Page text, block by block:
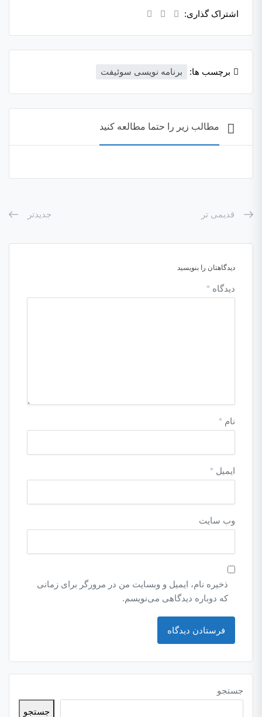
اشتراک گذاری:
برچسب ها: برنامه نویسی سوئیفت
مطالب زیر را حتما مطالعه کنید
قدیمی تر جدیدتر
دیدگاهتان را بنویسید
دیدگاه *
نام *
ایمیل *
وب‌ سایت
ذخیره نام، ایمیل و وبسایت من در مرورگر برای زمانی
که دوباره دیدگاهی می‌نویسم.
جستجو
جستجو